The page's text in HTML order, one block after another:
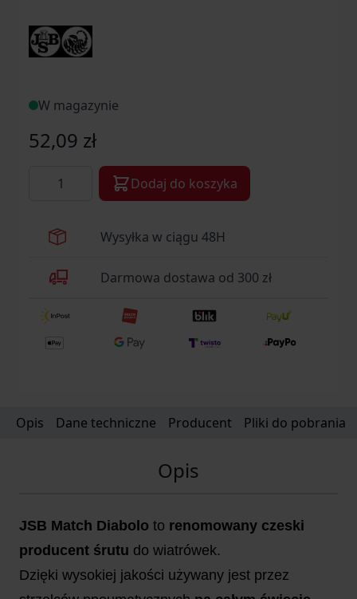
W magazynie
52,09 zł
Dodaj do koszyka
Wysyłka w ciągu 48H
Darmowa dostawa od 300 zł
Opis Dane techniczne Producent Pliki do pobrania
Opis
JSB Match Diabolo to renomowany czeski
producent śrutu do wiatrówek.
Dzięki wysokiej jakości używany jest przez